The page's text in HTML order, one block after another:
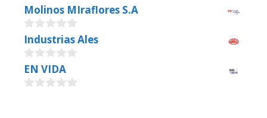
Molinos MIraflores S.A
0
o
u
t
o
f
Industrias Ales
0
o
u
EN VIDA